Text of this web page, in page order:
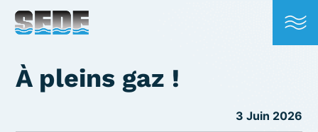
À pleins gaz !
3 Juin 2026